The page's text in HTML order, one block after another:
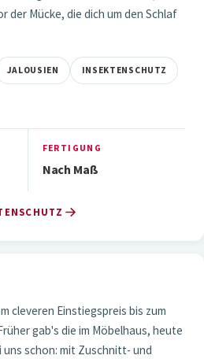
der Mücke, die dich um den Schlaf
JALOUSIEN INSEKTENSCHUTZ
FERTIGUNG
Nach Maß
cleveren Einstiegspreis bis zum
gab's die im Möbelhaus, heute
uns schon: mit Zuschnitt- und